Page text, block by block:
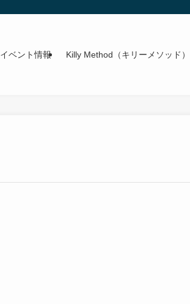
イベント情報 Killy Method（キリーメソッド